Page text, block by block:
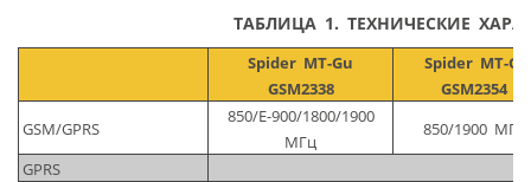
ТАБЛИЦА 1. ТЕХНИЧЕСКИЕ
Spider MT-Gu
GSM2338
Spider MT-Gi
GSM2354
GSM/GPRS
850/E-900/1800/1900
МГц
850/1900 МГц
GPRS